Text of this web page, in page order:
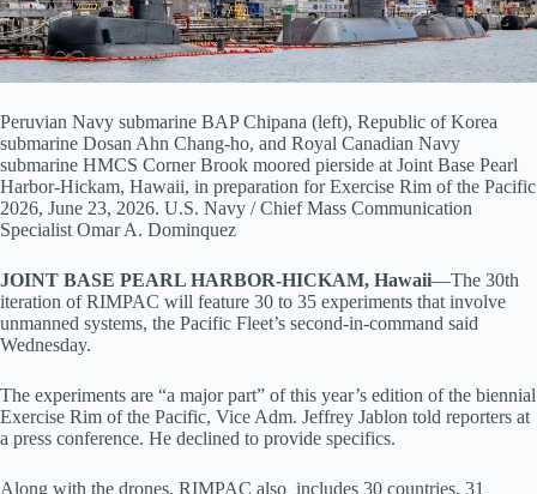
Peruvian Navy submarine BAP Chipana (left), Republic of Korea
submarine Dosan Ahn Chang-ho, and Royal Canadian Navy
submarine HMCS Corner Brook moored pierside at Joint Base Pearl
Harbor-Hickam, Hawaii, in preparation for Exercise Rim of the Pacific
2026, June 23, 2026. U.S. Navy / Chief Mass Communication
Specialist Omar A. Dominquez
JOINT BASE PEARL HARBOR-HICKAM, Hawaii—The 30th
iteration of RIMPAC will feature 30 to 35 experiments that involve
unmanned systems, the Pacific Fleet’s second-in-command said
Wednesday.
The experiments are “a major part” of this year’s edition of the biennial
Exercise Rim of the Pacific, Vice Adm. Jeffrey Jablon told reporters at
a press conference. He declined to provide specifics.
Along with the drones, RIMPAC also includes 30 countries, 31